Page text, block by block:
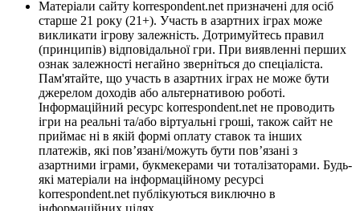
Матеріали сайту korrespondent.net призначені для осіб
старше 21 року (21+). Участь в азартних іграх може
викликати ігрову залежність. Дотримуйтесь правил
(принципів) відповідальної гри. При виявленні перших
ознак залежності негайно зверніться до спеціаліста.
Пам'ятайте, що участь в азартних іграх не може бути
джерелом доходів або альтернативою роботі.
Інформаційний ресурс korrespondent.net не проводить
ігри на реальні та/або віртуальні гроші, також сайт не
приймає ні в якій формі оплату ставок та інших
платежів, які пов’язані/можуть бути пов’язані з
азартними іграми, букмекерами чи тоталізаторами. Будь-
які матеріали на інформаційному ресурсі
korrespondent.net публікуються виключно в
інформаційних цілях.